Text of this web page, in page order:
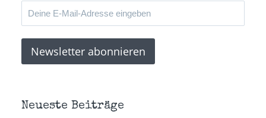
Neueste Beiträge